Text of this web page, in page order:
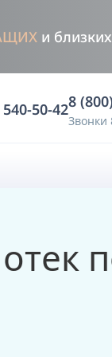
и
50-428
Звонки
нагрузки -